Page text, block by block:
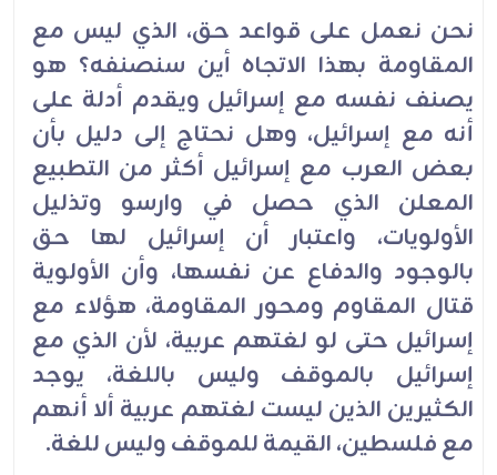
نحن نعمل على قواعد حق، الذي ليس مع
المقاومة بهذا الاتجاه أين سنصنفه؟ هو
يصنف نفسه مع إسرائيل ويقدم أدلة على
أنه مع إسرائيل، وهل نحتاج إلى دليل بأن
بعض العرب مع إسرائيل أكثر من التطبيع
المعلن الذي حصل في وارسو وتذليل
الأولويات، واعتبار أن إسرائيل لها حق
بالوجود والدفاع عن نفسها، وأن الأولوية
قتال المقاوم ومحور المقاومة، هؤلاء مع
إسرائيل حتى لو لغتهم عربية، لأن الذي مع
إسرائيل بالموقف وليس باللغة، يوجد
الكثيرين الذين ليست لغتهم عربية ألا أنهم
مع فلسطين، القيمة للموقف وليس للغة.